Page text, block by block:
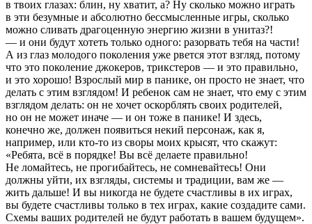
в твоих глазах: блин, ну хватит, а? Ну сколько можно играть
в эти безумные и абсолютно бессмысленные игры, сколько
можно сливать драгоценную энергию жизни в унитаз?!
— и они будут хотеть только одного: разорвать тебя на части!
А из глаз молодого поколения уже рвется этот взгляд, потому
что это поколение джокеров, трикстеров — и это правильно,
и это хорошо! Взрослый мир в панике, он просто не знает, что
делать с этим взглядом! И ребенок сам не знает, что ему с этим
взглядом делать: он не хочет оскорблять своих родителей,
но он не может иначе — и он тоже в панике! И здесь,
конечно же, должен появиться некий персонаж, как я,
например, или кто-то из своры моих крысят, что скажут:
«Ребята, всё в порядке! Вы всё делаете правильно!
Не ломайтесь, не прогибайтесь, не сомневайтесь! Они
должны уйти, их взгляды, системы и традиции, вам же —
жить дальше! И вы никогда не будете счастливы в их играх,
вы будете счастливы только в тех играх, какие создадите сами.
Схемы ваших родителей не будут работать в вашем будущем».